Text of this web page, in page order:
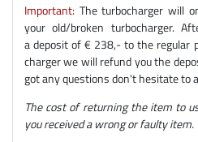
Important: The turbocharger will
your old/broken turbocharger.
a deposit of € 238,- to the regular
charger we will refund you the
got any questions don't hesitate to
The cost of returning the item to
you received a wrong or faulty item.